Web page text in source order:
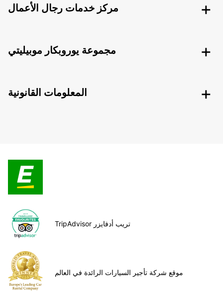
مركز خدمات رجال الأعمال
مجموعة يوروبكار موبيليتي
المعلومات القانونية
TripAdvisor تريب أدفايزر
موقع شركة تأجير السيارات الرائدة في العالم